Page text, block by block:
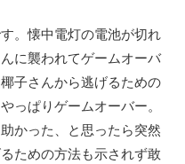
。懐中電灯の電池が切れ
に襲われてゲームオーバ
子さんから逃げるための
っぱりゲームオーバー。
かった、と思ったら突然
ための方法も示されず敢